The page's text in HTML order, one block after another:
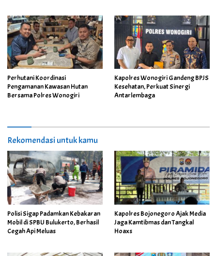
Perhutani Koordinasi
Pengamanan Kawasan Hutan
Bersama Polres Wonogiri
Kapolres Wonogiri Gandeng BPJS
Kesehatan, Perkuat Sinergi
Antarlembaga
Rekomendasi untuk kamu
Polisi Sigap Padamkan Kebakaran
Mobil di SPBU Bulukerto, Berhasil
Cegah Api Meluas
Kapolres Bojonegoro Ajak Media
Jaga Kamtibmas dan Tangkal
Hoaxs